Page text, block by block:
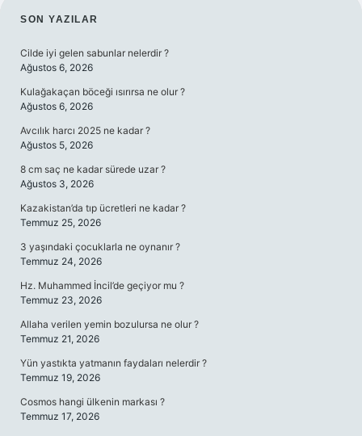
SIDEBAR
SON YAZILAR
Cilde iyi gelen sabunlar nelerdir ?
Ağustos 6, 2026
Kulağakaçan böceği ısırırsa ne olur ?
Ağustos 6, 2026
Avcılık harcı 2025 ne kadar ?
Ağustos 5, 2026
8 cm saç ne kadar sürede uzar ?
Ağustos 3, 2026
Kazakistan’da tıp ücretleri ne kadar ?
Temmuz 25, 2026
3 yaşındaki çocuklarla ne oynanır ?
Temmuz 24, 2026
Hz. Muhammed İncil’de geçiyor mu ?
Temmuz 23, 2026
Allaha verilen yemin bozulursa ne olur ?
Temmuz 21, 2026
Yün yastıkta yatmanın faydaları nelerdir ?
Temmuz 19, 2026
Cosmos hangi ülkenin markası ?
Temmuz 17, 2026